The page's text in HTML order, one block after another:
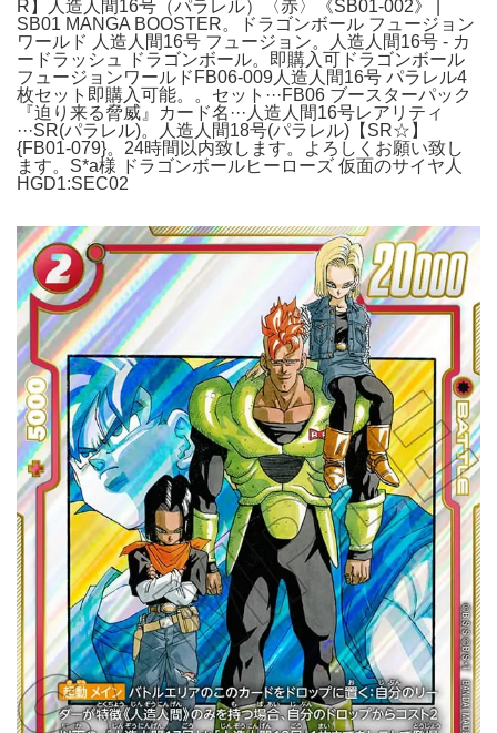
R】人造人間16号（パラレル）〈赤〉《SB01-002》 |
SB01 MANGA BOOSTER。ドラゴンボール フュージョン
ワールド 人造人間16号 フュージョン。人造人間16号 - カ
ードラッシュ ドラゴンボール。即購入可ドラゴンボール
フュージョンワールドFB06-009人造人間16号 パラレル4
枚セット即購入可能。。セット···FB06 ブースターパック
『迫り来る脅威』カード名···人造人間16号レアリティ
···SR(パラレル)。人造人間18号(パラレル)【SR☆】
{FB01-079}。24時間以内致します。よろしくお願い致し
ます。S*a様 ドラゴンボールヒーローズ 仮面のサイヤ人
HGD1:SEC02